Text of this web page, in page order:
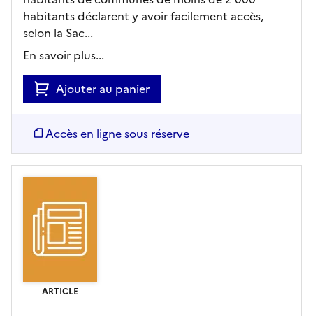
habitants déclarent y avoir facilement accès,
selon la Sac...
En savoir plus...
Ajouter au panier
Accès en ligne sous réserve
ARTICLE